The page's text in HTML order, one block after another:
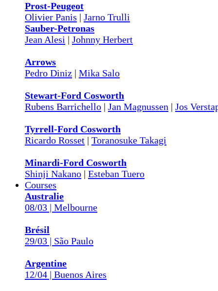
Prost-Peugeot
Olivier Panis | Jarno Trulli
Sauber-Petronas
Jean Alesi | Johnny Herbert
Arrows
Pedro Diniz | Mika Salo
Stewart-Ford Cosworth
Rubens Barrichello | Jan Magnussen | Jos
Tyrrell-Ford Cosworth
Ricardo Rosset | Toranosuke Takagi
Minardi-Ford Cosworth
Shinji Nakano | Esteban Tuero
Courses
Australie
08/03 | Melbourne
Brésil
29/03 | São Paulo
Argentine
12/04 | Buenos Aires